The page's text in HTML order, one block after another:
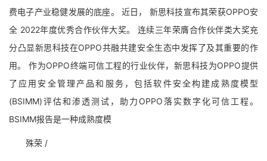
费电子产业稳健发展的底座。 近日， 新思科技宣布其荣获OPPO安
全 2022年度优秀合作伙伴大奖。 连续三年荣膺合作伙伴类大奖充
分凸显新思科技在OPPO共融共建安全生态中发挥了及其重要的作
用。 作为OPPO终端可信工程的行业伙伴，新思科技为OPPO提供
了应用安全管理产品和服务，包括软件安全构建成熟度模型
(BSIMM)评估和渗透测试，助力OPPO落实数字化可信工程。
BSIMM报告是一种成熟度模
殊荣 /